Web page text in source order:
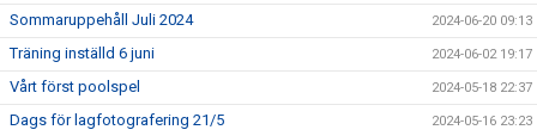
Sommaruppehåll Juli 2024 2024-06-20 09:13
Träning inställd 6 juni 2024-06-02 19:17
Vårt först poolspel 2024-05-18 22:37
Dags för lagfotografering 21/5 2024-05-16 23:23